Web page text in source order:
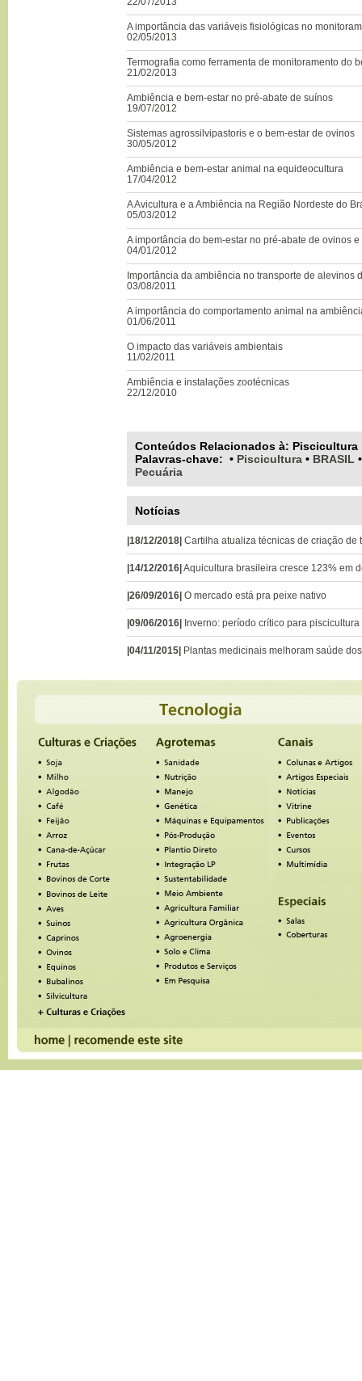
A importância das variáveis fisiológicas no
02/05/2013
Termografia como ferramenta de monitoramento do
21/02/2013
Ambiência e bem-estar no pré-abate de suínos
19/07/2012
Sistemas agrossilvipastoris e o bem-estar de ovinos
30/05/2012
Ambiência e bem-estar animal na equideocultura
17/04/2012
A Avicultura e a Ambiência na Região Nordeste do
05/03/2012
A importância do bem-estar no pré-abate de ovinos
04/01/2012
Importância da ambiência no transporte de alevinos
03/08/2011
A importância do comportamento animal na
01/06/2011
O impacto das variáveis ambientais
11/02/2011
Ambiência e instalações zootécnicas
22/12/2010
Conteúdos Relacionados à: Piscicultura
Palavras-chave: • Piscicultura • BRASIL
Pecuária
Notícias
|18/12/2018| Cartilha atualiza técnicas de criação de
|14/12/2016|Aquicultura brasileira cresce 123% em
|26/09/2016| O mercado está pra peixe nativo
|09/06/2016| Inverno: período crítico para piscicultura
|04/11/2015| Plantas medicinais melhoram saúde